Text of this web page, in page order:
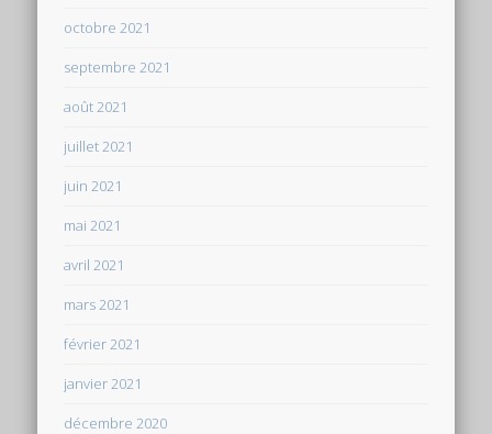
octobre 2021
septembre 2021
août 2021
juillet 2021
juin 2021
mai 2021
avril 2021
mars 2021
février 2021
janvier 2021
décembre 2020